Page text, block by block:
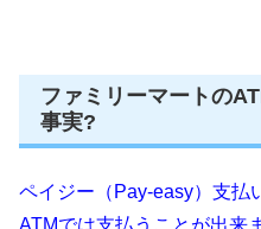
ファミリーマートの
事実?
ペイジー（Pay-easy）支払
ATMでは支払うことが出来